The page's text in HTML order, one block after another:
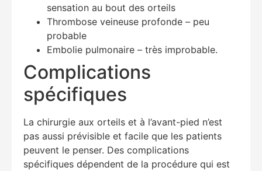
sensation au bout des orteils
Thrombose veineuse profonde – peu
probable
Embolie pulmonaire – très improbable.
Complications
spécifiques
La chirurgie aux orteils et à l’avant-pied n’est
pas aussi prévisible et facile que les patients
peuvent le penser. Des complications
spécifiques dépendent de la procédure qui est